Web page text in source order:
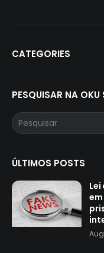
CATEGORIES
PESQUISAR NA OKU
ÚLTIMOS POSTS